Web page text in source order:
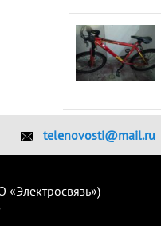
telenovosti@mail.ru
«Электросвязь»)